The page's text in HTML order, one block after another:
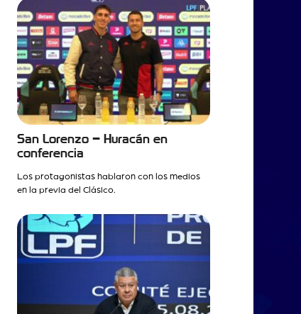
San Lorenzo – Huracán en
conferencia
Los protagonistas hablaron con los medios
en la previa del Clásico.